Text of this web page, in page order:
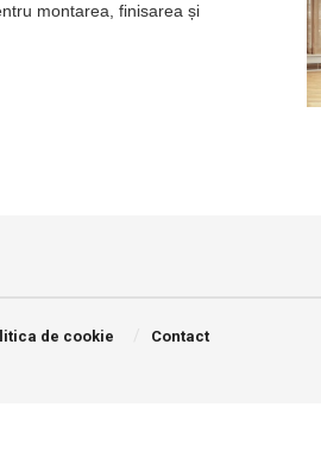
montarea, finisarea și
de cookie Contact